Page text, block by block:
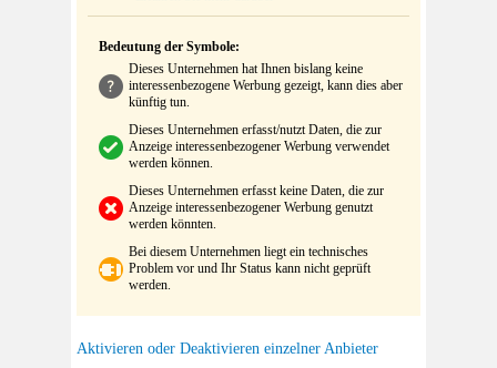
Bedeutung der Symbole:
Dieses Unternehmen hat Ihnen bislang keine
interessenbezogene Werbung gezeigt, kann dies aber
künftig tun.
Dieses Unternehmen erfasst/nutzt Daten, die zur
Anzeige interessenbezogener Werbung verwendet
werden können.
Dieses Unternehmen erfasst keine Daten, die zur
Anzeige interessenbezogener Werbung genutzt
werden könnten.
Bei diesem Unternehmen liegt ein technisches
Problem vor und Ihr Status kann nicht geprüft
werden.